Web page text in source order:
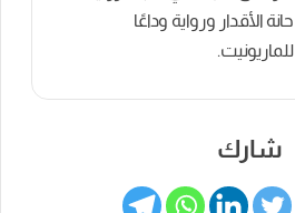
حانة الأقدار ورواية وداعًا
للماريونيت.
شارك